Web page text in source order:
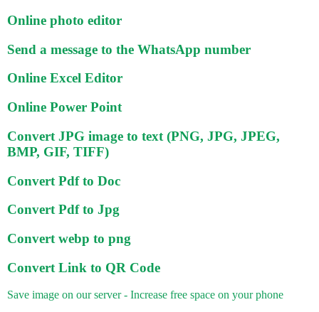
Online photo editor
Send a message to the WhatsApp number
Online Excel Editor
Online Power Point
Convert JPG image to text (PNG, JPG, JPEG,
BMP, GIF, TIFF)
Convert Pdf to Doc
Convert Pdf to Jpg
Convert webp to png
Convert Link to QR Code
Save image on our server - Increase free space on your phone